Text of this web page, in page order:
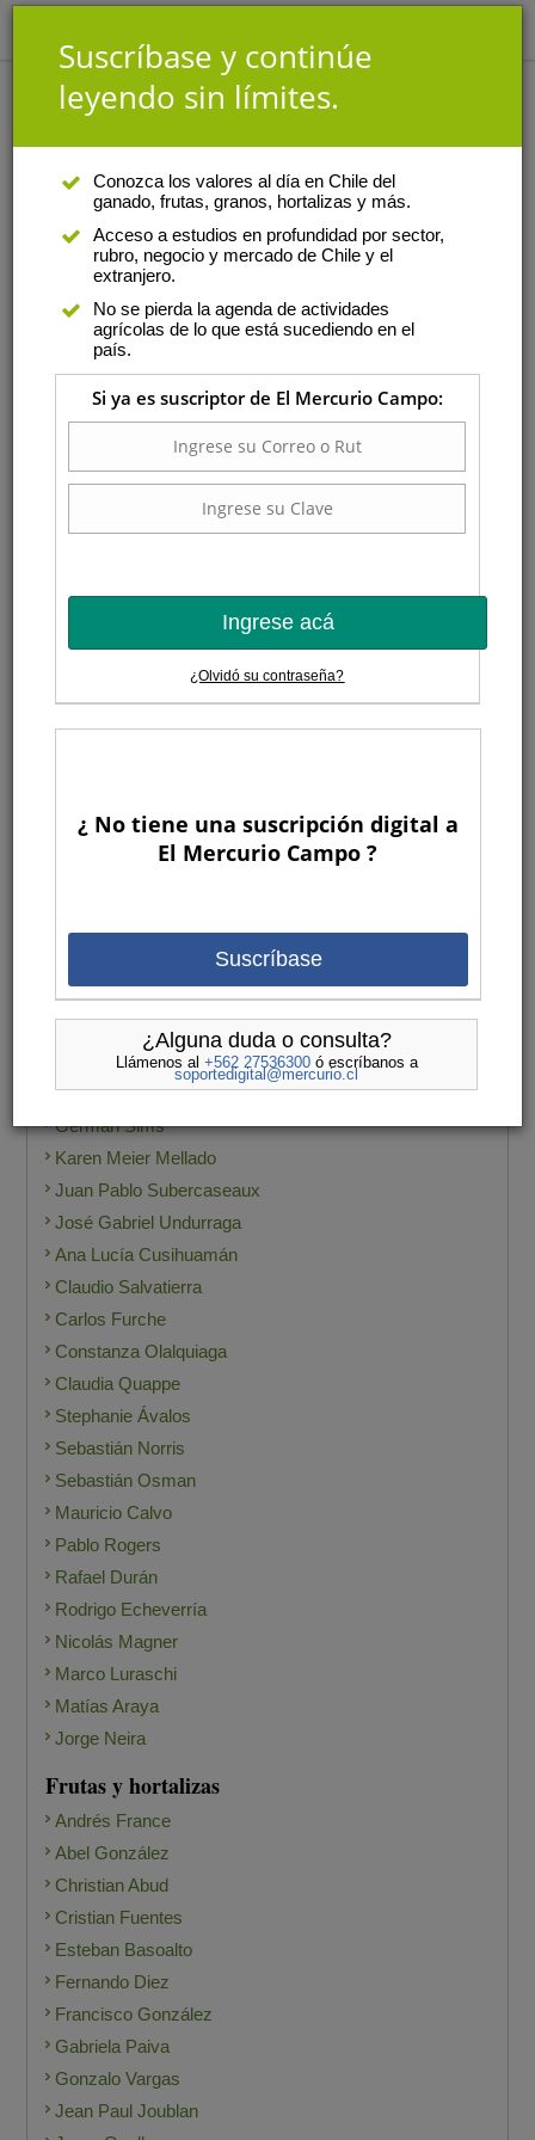
Constanza Olalquiaga
Es abogada de la Universidad
asociada de Araya & Cía donde
del área de Comercio
Internacional.
Claves para prevenir el no pago de la fruta
Es fundamental que los vendedores/exportadores tomen
una serie de medidas preventivas para evitar cualquier
daño o perjuicio, como la escrituración de un contrato y
el establecimiento de distintas cláusulas.
Gregorio Billikopf
Francisco Galli
Gonzalo Manzano
Gustavo Rojas
Gonzalo Muñoz
Germán Sims
Karen Meier Mellado
Juan Pablo Subercaseaux
José Gabriel Undurraga
Ana Lucía Cusihuamán
Claudio Salvatierra
Carlos Furche
Constanza Olalquiaga
Claudia Quappe
Stephanie Ávalos
Sebastián Norris
Sebastián Osman
Mauricio Calvo
Pablo Rogers
Rafael Durán
Rodrigo Echeverría
Nicolás Magner
Marco Luraschi
Matías Araya
Jorge Neira
Frutas y hortalizas
Andrés France
Abel González
Christian Abud
Cristian Fuentes
Esteban Basoalto
Fernando Diez
Francisco González
Gabriela Paiva
Gonzalo Vargas
Jean Paul Joublan
Suscríbase y continúe
leyendo sin límites.
Conozca los valores al día en Chile del
ganado, frutas, granos, hortalizas y más.
Acceso a estudios en profundidad por sector,
rubro, negocio y mercado de Chile y el
extranjero.
No se pierda la agenda de actividades
agrícolas de lo que está sucediendo en el
país.
Si ya es suscriptor de El Mercurio Campo:
Ingrese acá
¿Olvidó su contraseña?
¿ No tiene una suscripción digital a
El Mercurio Campo ?
Suscríbase
¿Alguna duda o consulta?
Llámenos al +562 27536300ó escríbanos a
soportedigital@mercurio.cl